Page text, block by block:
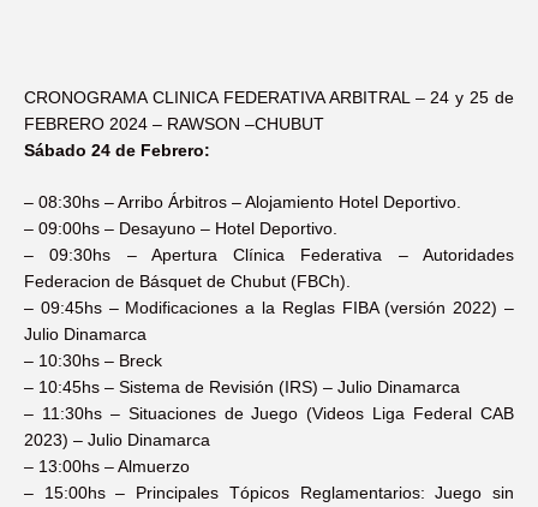
CRONOGRAMA CLINICA FEDERATIVA ARBITRAL – 24 y 25 de
FEBRERO 2024 – RAWSON –CHUBUT
Sábado 24 de Febrero:
– 08:30hs – Arribo Árbitros –Alojamiento Hotel Deportivo.
– 09:00hs – Desayuno – Hotel Deportivo
–09:30hs – Apertura Clínica Federativa – Autoridades
Federacion de Básquet de Chubut (FBCh).
– 09:45hs – Modificaciones a la Reglas FIBA (versión 2022) –
Julio Dinamarca
– 10:30hs – Breck
– 10:45hs – Sistema de Revisión (IRS) – Julio Dinamarca
– 11:30hs – Situaciones de Juego (Videos Liga Federal CAB
2023) – Julio Dinamarca
– 13:00hs – Almuerzo
– 15:00hs – Principales Tópicos Reglamentarios: Juego sin